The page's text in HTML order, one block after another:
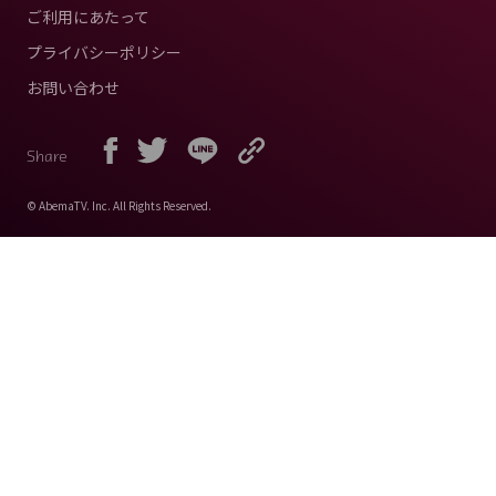
ご利用にあたって
プライバシーポリシー
お問い合わせ
Share
© AbemaTV. Inc. All Rights Reserved.